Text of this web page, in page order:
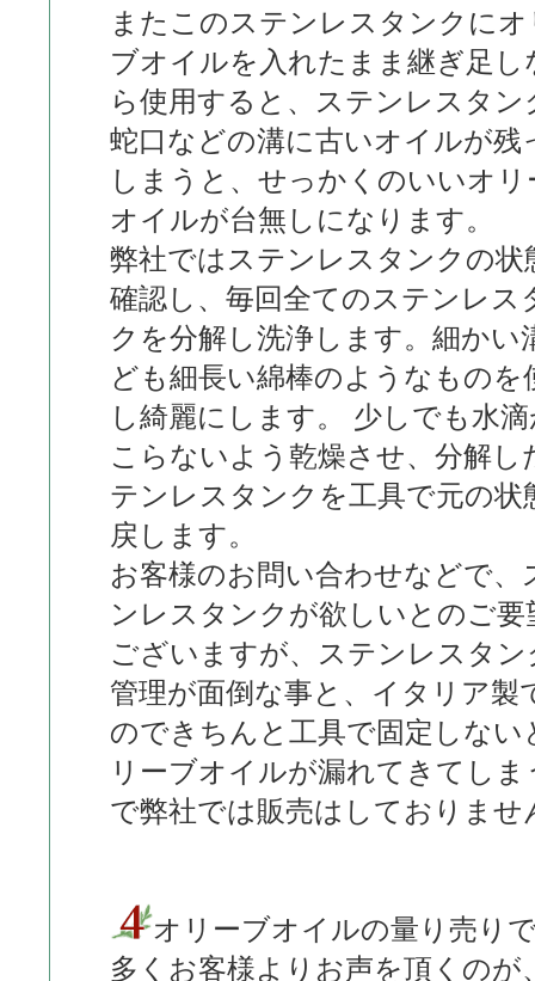
またこのステンレスタンクにオ
ブオイルを入れたまま継ぎ足し
ら使用すると、ステンレスタン
蛇口などの溝に古いオイルが残
しまうと、せっかくのいいオリ
オイルが台無しになります。
弊社ではステンレスタンクの状
確認し、毎回全てのステンレス
クを分解し洗浄します。細かい
ども細長い綿棒のようなものを
し綺麗にします。 少しでも水
こらないよう乾燥させ、分解し
テンレスタンクを工具で元の状
戻します。
お客様のお問い合わせなどで、
ンレスタンクが欲しいとのご要
ございますが、ステンレスタン
管理が面倒な事と、イタリア製
のできちんと工具で固定しない
リーブオイルが漏れてきてしま
で弊社では販売はしておりませ
オリーブオイルの量り売り
多くお客様よりお声を頂くのが